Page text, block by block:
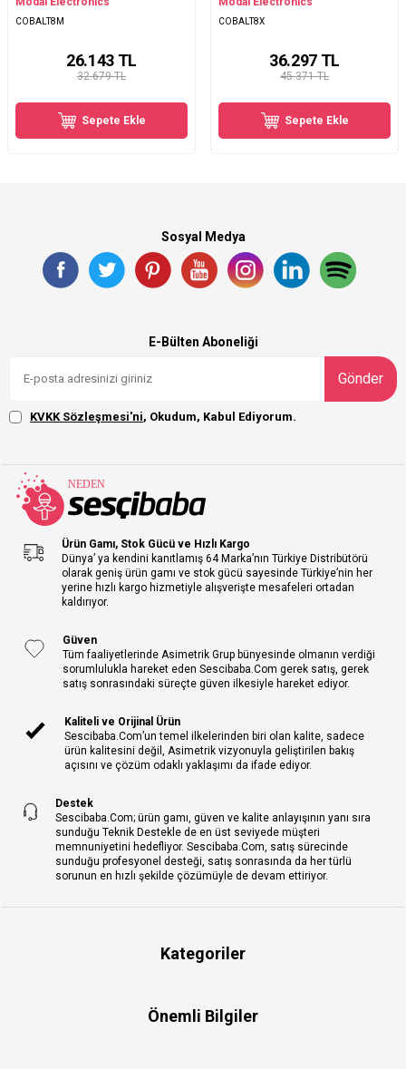
COBALT8M
32.679 TL
26.143TL
Sepete Ekle
COBALT8X
45.371 TL
36.297TL
Sepete Ekle
Sosyal Medya
E-Bülten Aboneliği
Gönder
KVKK Sözleşmesi'ni, Okudum, Kabul Ediyorum.
Ürün Gamı, Stok Gücü ve Hızlı Kargo
Dünya’ ya kendini kanıtlamış 64 Marka’nın Türkiye Distribütörü
olarak geniş ürün gamı ve stok gücü sayesinde Türkiye’nin her
yerine hızlı kargo hizmetiyle alışverişte mesafeleri ortadan
kaldırıyor.
Güven
Tüm faaliyetlerinde Asimetrik Grup bünyesinde olmanın verdiği
sorumlulukla hareket eden Sescibaba.Com gerek satış, gerek
satış sonrasındaki süreçte güven ilkesiyle hareket ediyor.
Kaliteli ve Orijinal Ürün
Sescibaba.Com’un temel ilkelerinden biri olan kalite, sadece
ürün kalitesini değil, Asimetrik vizyonuyla geliştirilen bakış
açısını ve çözüm odaklı yaklaşımı da ifade ediyor.
Destek
Sescibaba.Com; ürün gamı, güven ve kalite anlayışının yanı sıra
sunduğu Teknik Destekle de en üst seviyede müşteri
memnuniyetini hedefliyor. Sescibaba.Com, satış sürecinde
sunduğu profesyonel desteği, satış sonrasında da her türlü
sorunun en hızlı şekilde çözümüyle de devam ettiriyor.
Kategoriler
Önemli Bilgiler